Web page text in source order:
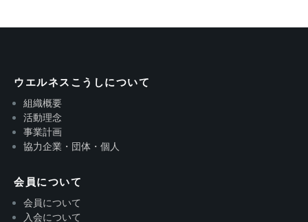
ウエルネスこうしについて
組織概要
活動理念
事業計画
協力企業・団体・個人
会員について
会員について
入会について